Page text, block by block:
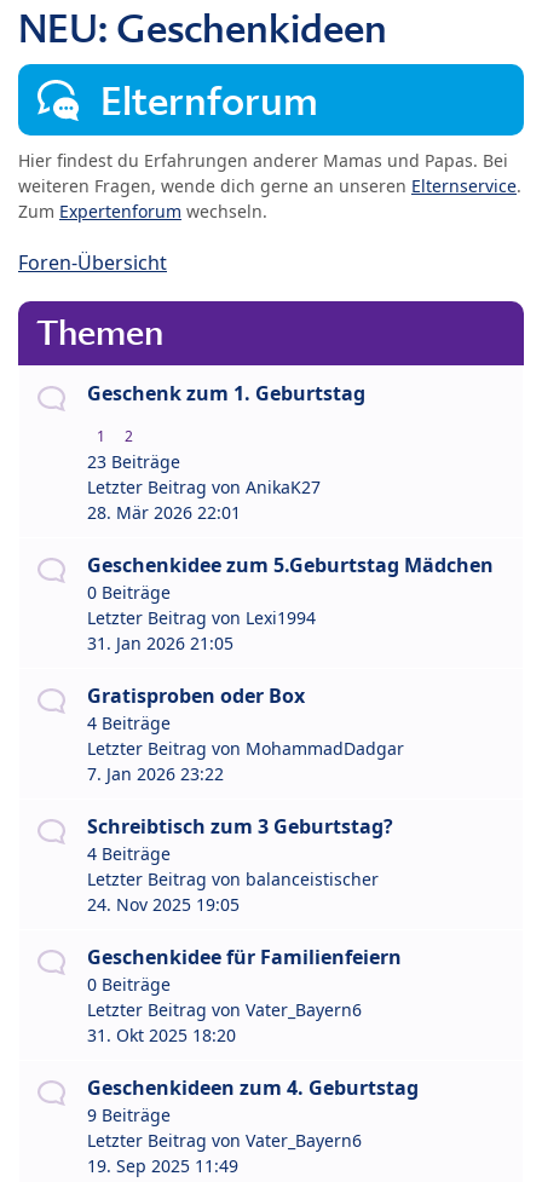
NEU: Geschenkideen
Elternforum
Hier findest du Erfahrungen anderer Mamas und Papas. Bei
weiteren Fragen, wende dich gerne an unseren Elternservice.
Zum Expertenforum wechseln.
Foren-Übersicht
Themen
Geschenk zum 1. Geburtstag
1 2
23 Beiträge
Letzter Beitrag von AnikaK27
28. Mär 2026 22:01
Geschenkidee zum 5.Geburtstag Mädchen
0 Beiträge
Letzter Beitrag von Lexi1994
31. Jan 2026 21:05
Gratisproben oder Box
4 Beiträge
Letzter Beitrag von MohammadDadgar
7. Jan 2026 23:22
Schreibtisch zum 3 Geburtstag?
4 Beiträge
Letzter Beitrag von balanceistischer
24. Nov 2025 19:05
Geschenkidee für Familienfeiern
0 Beiträge
Letzter Beitrag von Vater_Bayern6
31. Okt 2025 18:20
Geschenkideen zum 4. Geburtstag
9 Beiträge
Letzter Beitrag von Vater_Bayern6
19. Sep 2025 11:49